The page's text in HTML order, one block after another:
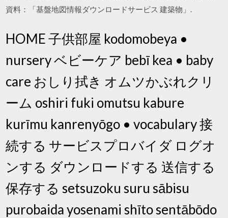
資料：「基盤地図情報ダウンロードサービス 建築物」.
HOME 子供部屋 kodomobeya •
nursery ベビーケア bebī kea • baby
care おしり拭き オムツかぶれクリ
ーム oshiri fuki omutsu kabure
kurīmu kanrenyōgo • vocabulary 接
続する サービスプロバイダ ログオ
ンする ダウンロードする 送信する
保存する setsuzoku suru sābisu
purobaida yosenami shīto sentābōdo